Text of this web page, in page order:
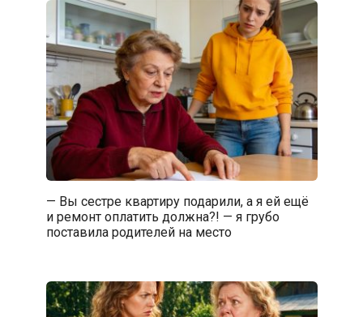
— Вы сестре квартиру подарили, а я ей ещё
и ремонт оплатить должна?! — я грубо
поставила родителей на место